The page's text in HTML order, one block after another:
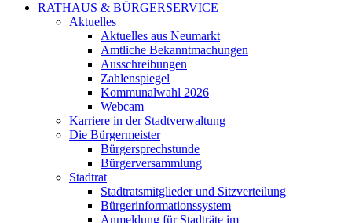
RATHAUS & BÜRGERSERVICE
Aktuelles
Aktuelles aus Neumarkt
Amtliche Bekanntmachungen
Ausschreibungen
Zahlenspiegel
Kommunalwahl 2026
Webcam
Karriere in der Stadtverwaltung
Die Bürgermeister
Bürgersprechstunde
Bürgerversammlung
Stadtrat
Stadtratsmitglieder und Sitzverteilung
Bürgerinformationssystem
Anmeldung für Stadträte im